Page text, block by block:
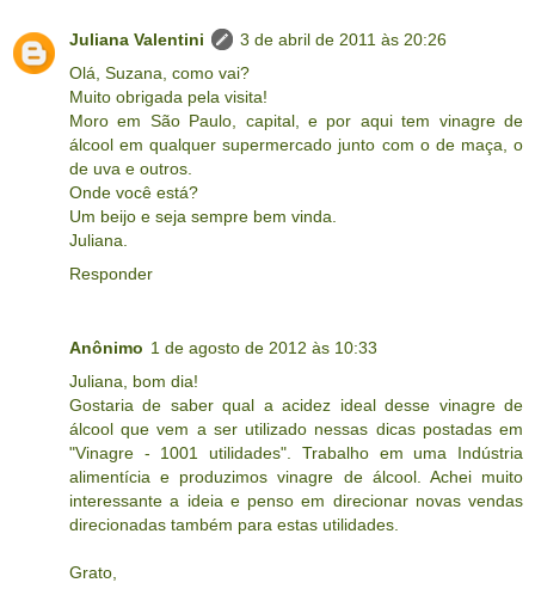
Juliana Valentini
3 de abril de 2011 às 20:26
Olá, Suzana, como vai?
Muito obrigada pela visita!
Moro em São Paulo, capital, e por aqui tem vinagre de
álcool em qualquer supermercado junto com o de maça, o
de uva e outros.
Onde você está?
Um beijo e seja sempre bem vinda.
Juliana.
Responder
Anônimo 1 de agosto de 2012 às 10:33
Juliana, bom dia!
Gostaria de saber qual a acidez ideal desse vinagre de
álcool que vem a ser utilizado nessas dicas postadas em
"Vinagre - 1001 utilidades". Trabalho em uma Indústria
alimentícia e produzimos vinagre de álcool. Achei muito
interessante a ideia e penso em direcionar novas vendas
direcionadas também para estas utilidades.
Grato,